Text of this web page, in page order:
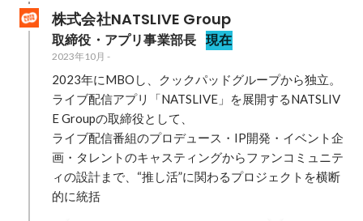
株式会社NATSLIVE Group
取締役・アプリ事業部長 現在
2023年10月 -
2023年にMBOし、クックパッドグループから独立。
ライブ配信アプリ「NATSLIVE」を展開するNATSLIV
E Groupの取締役として、
ライブ配信番組のプロデュース・IP開発・イベント企
画・タレントのキャスティングからファンコミュニテ
ィの設計まで、“推し活”に関わるプロジェクトを横断